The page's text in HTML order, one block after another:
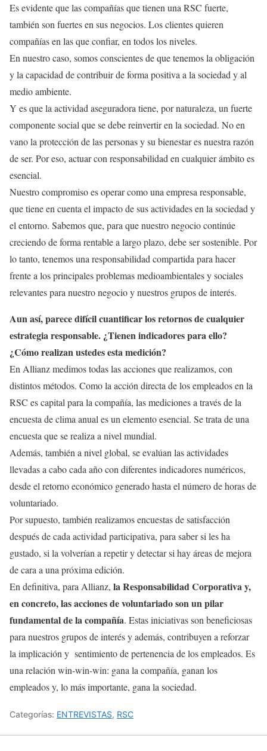
Es evidente que las compañías que tienen una RSC fuerte,
también son fuertes en sus negocios. Los clientes quieren
compañías en las que confiar, en todos los niveles.
En nuestro caso, somos conscientes de que tenemos la obligación
y la capacidad de contribuir de forma positiva a la sociedad y al
medio ambiente.
Y es que la actividad aseguradora tiene, por naturaleza, un fuerte
componente social que se debe reinvertir en la sociedad. No en
vano la protección de las personas y su bienestar es nuestra razón
de ser. Por eso, actuar con responsabilidad en cualquier ámbito es
esencial.
Nuestro compromiso es operar como una empresa responsable,
que tiene en cuenta el impacto de sus actividades en la sociedad y
el entorno. Sabemos que, para que nuestro negocio continúe
creciendo de forma rentable a largo plazo, debe ser sostenible. Por
lo tanto, tenemos una responsabilidad compartida para hacer
frente a los principales problemas medioambientales y sociales
relevantes para nuestro negocio y nuestros grupos de interés.
Aun así, parece difícil cuantificar los retornos de cualquier
estrategia responsable. ¿Tienen indicadores para ello?
¿Cómo realizan ustedes esta medición?
En Allianz medimos todas las acciones que realizamos, con
distintos métodos. Como la acción directa de los empleados en la
RSC es capital para la compañía, las mediciones a través de la
encuesta de clima anual es un elemento esencial. Se trata de una
encuesta que se realiza a nivel mundial.
Además, también a nivel global, se evalúan las actividades
llevadas a cabo cada año con diferentes indicadores numéricos,
desde el retorno económico generado hasta el número de horas de
voluntariado.
Por supuesto, también realizamos encuestas de satisfacción
después de cada actividad participativa, para saber si les ha
gustado, si la volverían a repetir y detectar si hay áreas de mejora
de cara a una próxima edición.
En definitiva, para Allianz, la Responsabilidad Corporativa y,
en concreto, las acciones de voluntariado son un pilar
fundamental de la compañía. Estas iniciativas son beneficiosas
para nuestros grupos de interés y además, contribuyen a reforzar
la implicación y sentimiento de pertenencia de los empleados. Es
una relación win-win-win: gana la compañía, ganan los
empleados y, lo más importante, gana la sociedad.
Categorías: ENTREVISTAS, RSC